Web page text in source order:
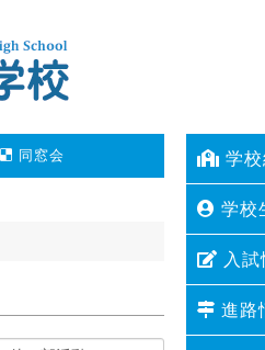
同窓会 学
学校
入試
進路